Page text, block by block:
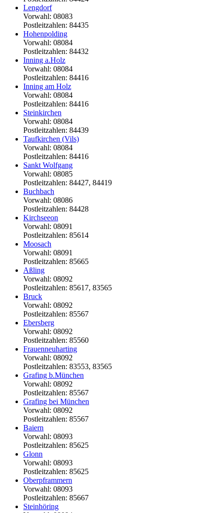
Lengdorf
Vorwahl: 08083
Postleitzahlen: 84435
Hohenpolding
Vorwahl: 08084
Postleitzahlen: 84432
Inning a.Holz
Vorwahl: 08084
Postleitzahlen: 84416
Inning am Holz
Vorwahl: 08084
Postleitzahlen: 84416
Steinkirchen
Vorwahl: 08084
Postleitzahlen: 84439
Taufkirchen (Vils)
Vorwahl: 08084
Postleitzahlen: 84416
Sankt Wolfgang
Vorwahl: 08085
Postleitzahlen: 84427, 84419
Buchbach
Vorwahl: 08086
Postleitzahlen: 84428
Kirchseeon
Vorwahl: 08091
Postleitzahlen: 85614
Moosach
Vorwahl: 08091
Postleitzahlen: 85665
Aßling
Vorwahl: 08092
Postleitzahlen: 85617, 83565
Bruck
Vorwahl: 08092
Postleitzahlen: 85567
Ebersberg
Vorwahl: 08092
Postleitzahlen: 85560
Frauenneuharting
Vorwahl: 08092
Postleitzahlen: 83553, 83565
Grafing b.München
Vorwahl: 08092
Postleitzahlen: 85567
Grafing bei München
Vorwahl: 08092
Postleitzahlen: 85567
Baiern
Vorwahl: 08093
Postleitzahlen: 85625
Glonn
Vorwahl: 08093
Postleitzahlen: 85625
Oberpframmern
Vorwahl: 08093
Postleitzahlen: 85667
Steinhöring